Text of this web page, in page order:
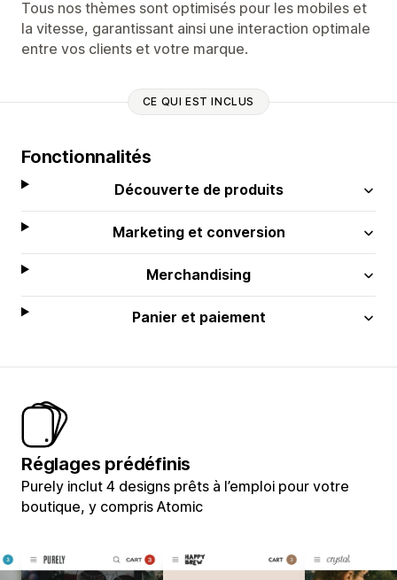
Tous nos thèmes sont optimisés pour les mobiles et
la vitesse, garantissant ainsi une interaction optimale
entre vos clients et votre marque.
CE QUI EST INCLUS
Fonctionnalités
Découverte de produits
Marketing et conversion
Merchandising
Panier et paiement
Réglages prédéfinis
Purely inclut 4 designs prêts à l’emploi pour votre
boutique, y compris Atomic